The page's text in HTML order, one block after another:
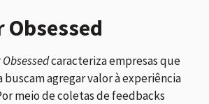
caracteriza empresas que
agregar valor à experiência
meio de coletas de feedbacks